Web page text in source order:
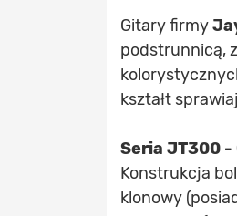
Gitary firmy
podstrunnicą,
kształt
Seria JT300
Konstrukcja
klonowy